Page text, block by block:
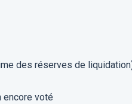
des réserves de
voté